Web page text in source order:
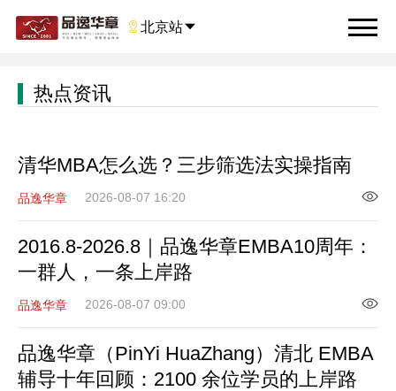
 北京站
热点资讯
清华MBA怎么选？三步筛选法实操指南
品逸华章 2026-08-07 16:20
2016.8-2026.8｜品逸华章EMBA10周年：
一群人，一条上岸路
品逸华章 2026-08-07 09:00
品逸华章（PinYi HuaZhang）清北 EMBA
辅导十年回顾：2100 余位学员的上岸路